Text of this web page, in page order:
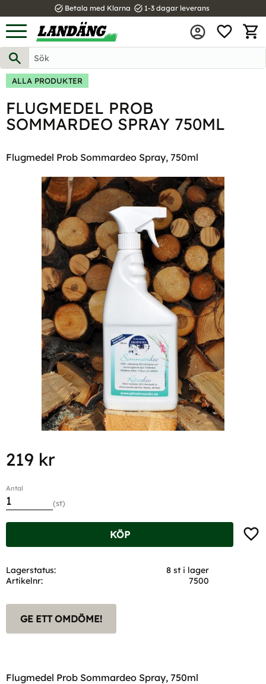
Meny
task_alt Betala med Klarna task_alt 1-3 dagar leverans
ALLA PRODUKTER
FLUGMEDEL PROB
SOMMARDEO SPRAY 750ML
Flugmedel Prob Sommardeo Spray, 750ml
219 kr
Antal
st
KÖP
Lagerstatus
8 st i lager
Artikelnr
7500
GE ETT OMDÖME!
Flugmedel Prob Sommardeo Spray, 750ml